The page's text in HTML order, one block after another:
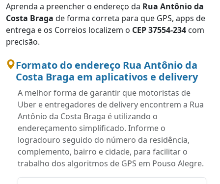
Aprenda a preencher o endereço da Rua Antônio da
Costa Braga de forma correta para que GPS, apps de
entrega e os Correios localizem o CEP 37554-234 com
precisão.
Formato do endereço Rua Antônio da
Costa Braga em aplicativos e delivery
A melhor forma de garantir que motoristas de
Uber e entregadores de delivery encontrem a Rua
Antônio da Costa Braga é utilizando o
endereçamento simplificado. Informe o
logradouro seguido do número da residência,
complemento, bairro e cidade, para facilitar o
trabalho dos algoritmos de GPS em Pouso Alegre.